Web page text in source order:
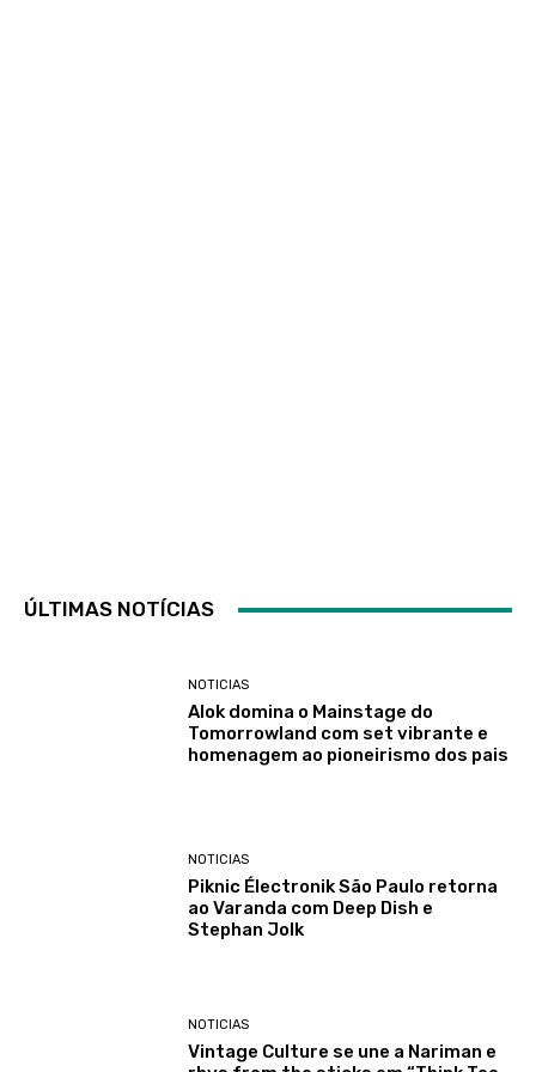
ÚLTIMAS NOTÍCIAS
NOTICIAS
Alok domina o Mainstage do
Tomorrowland com set vibrante e
homenagem ao pioneirismo dos pais
NOTICIAS
Piknic Électronik São Paulo retorna
ao Varanda com Deep Dish e
Stephan Jolk
NOTICIAS
Vintage Culture se une a Nariman e